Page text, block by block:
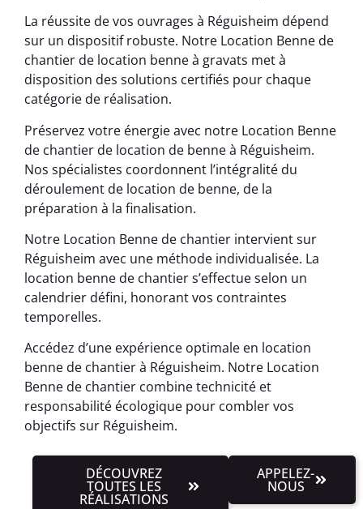
La réussite de vos ouvrages à Réguisheim dépend
sur un dispositif robuste. Notre Location Benne de
chantier de location benne à gravats met à
disposition des solutions certifiés pour chaque
catégorie de réalisation.
Préservez votre énergie avec notre Location Benne
de chantier de location de benne à Réguisheim.
Nos spécialistes coordonnent l’intégralité du
déroulement de location de benne, de la
préparation à la finalisation.
Notre Location Benne de chantier intervient sur
Réguisheim avec une méthode individualisée. La
location benne de chantier s’effectue selon un
calendrier défini, honorant vos contraintes
temporelles.
Accédez d’une expérience optimale en location
benne de chantier à Réguisheim. Notre Location
Benne de chantier combine technicité et
responsabilité écologique pour combler vos
objectifs sur Réguisheim.
DÉCOUVREZ
TOUTES LES
RÉALISATIONS
APPELEZ-
NOUS